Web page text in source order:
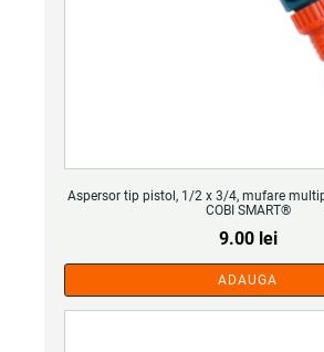
Aspersor tip pistol, 1/2 x 3/4, mufare
COBI SMART®
9.00 lei
ADAUGA